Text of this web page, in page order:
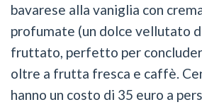
bavarese alla vaniglia con
profumate (un dolce vellutato
fruttato, perfetto per
oltre a frutta fresca e caffè.
hanno un costo di 35 euro a